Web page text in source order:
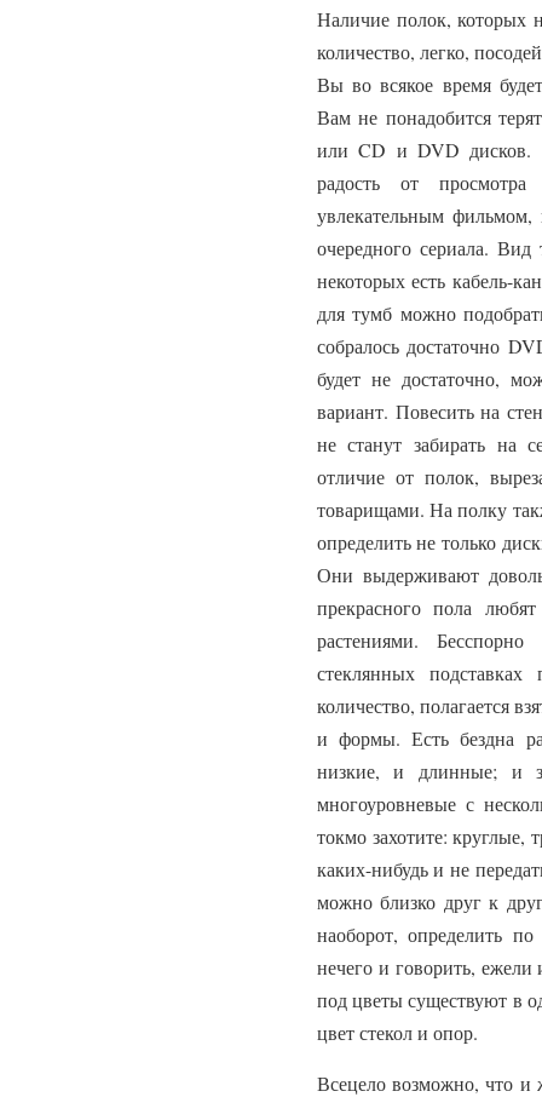
Наличие полок, которых
количество, легко,
Вы во всякое время
Вам не понадобится
или CD и DVD дисков.
радость от
увлекательным фильмом,
очередного сериала.
некоторых есть кабель-
для тумб можно
собралось достаточно
будет не достаточно,
вариант. Повесить на
не станут забирать на
отличие от полок,
товарищами. На полку
определить не только
Они выдерживают
прекрасного пола
растениями.
стеклянных
количество, полагается
и формы. Есть бездна
низкие, и длинные; и
многоуровневые с
токмо захотите: круглые,
каких-нибудь и не
можно близко друг к
наоборот, определить
нечего и говорить, ежели
под цветы существуют в
цвет стекол и опор.
Всецело возможно, что и